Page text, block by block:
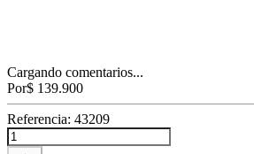
Cargando comentarios...
Por$ 139.900
Referencia: 43209